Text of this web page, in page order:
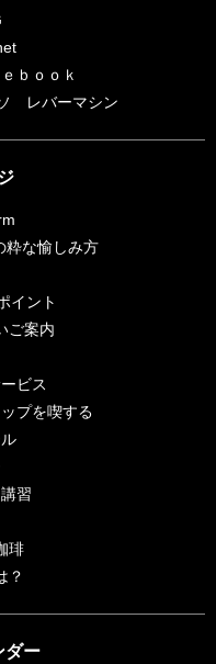
ｂｏｏｋ
レバーマシン
粋な愉しみ方
イント
ご案内
ビス
プを喫する
習
琲
？
ダー